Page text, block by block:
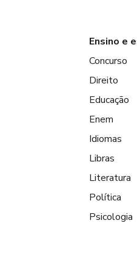
Ensino e
Concurso
Direito
Educação
Enem
Idiomas
Libras
Literatura
Política
Psicologia